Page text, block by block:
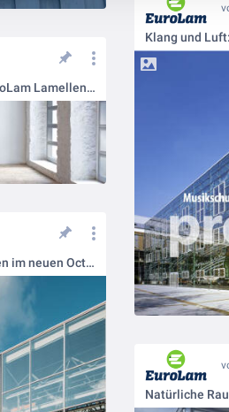
Klang und
Gesunde Raumluft mit EuroLam Lamellenfenstern🌀
Innovative Fensterlösungen im neuen Octatube-Gebäude